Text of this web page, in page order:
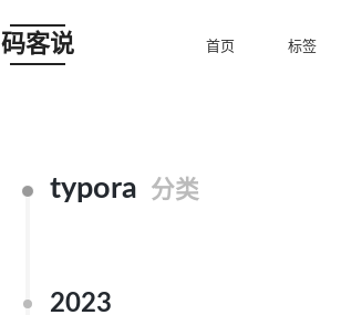
码客说 首页 标签
typora 分类
2023